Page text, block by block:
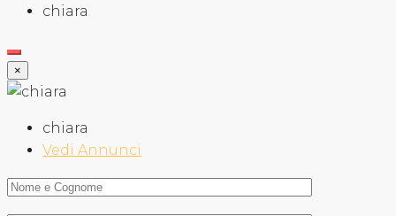
chiara
×
chiara
Vedi Annunci